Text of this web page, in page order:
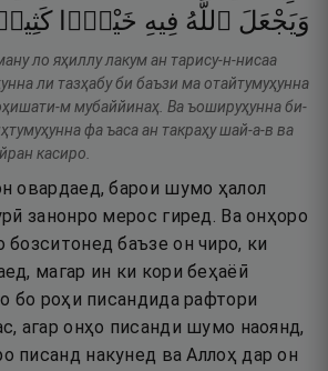
وَيَجْعَلَ ٱللَّهُ فِيهِ خَيْرًۭا
ло яҳиллу лакум ан тарису-н-нисаа
ли тазҳабу би баъзи ма отайтумуҳунна
м мубаййинаҳ. Ва ъошируҳунна би-
фа ъаса ан такраҳу шай-а-в ва
касиро.
овардаед, барои шумо ҳалол
занонро мерос гиред. Ва онҳоро
баъзе он чиро, ки
магар ин ки кори беҳаёӣ
бо роҳи писандида рафтори
агар онҳо писанди шумо наоянд,
писанд накунед ва Аллоҳ дар он